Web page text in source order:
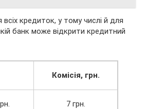
кредиток, у тому числі й для
банк може відкрити кредитний
Комісія, грн.
7 грн.